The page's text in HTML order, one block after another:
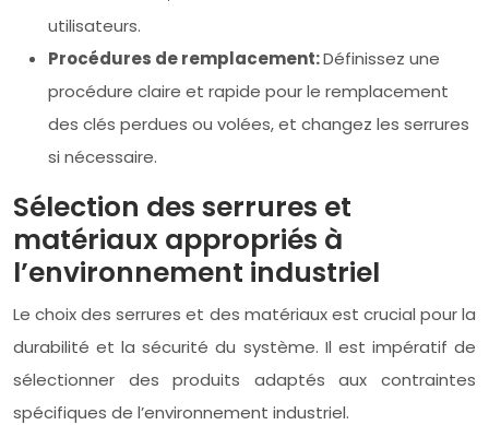
utilisateurs.
Procédures de remplacement:Définissez une
procédure claire et rapide pour le remplacement
des clés perdues ou volées, et changez les serrures
si nécessaire.
Sélection des serrures et
matériaux appropriés à
l’environnement industriel
Le choix des serrures et des matériaux est crucial pour la
durabilité et la sécurité du système. Il est impératif de
sélectionner des produits adaptés aux contraintes
spécifiques de l’environnement industriel.